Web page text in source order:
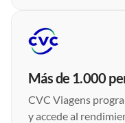
Más de 1.000
CVC Viagens
y accede al